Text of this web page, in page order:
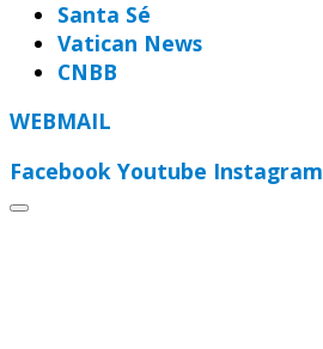
Santa Sé
Vatican News
CNBB
WEBMAIL
Facebook Youtube Instagram